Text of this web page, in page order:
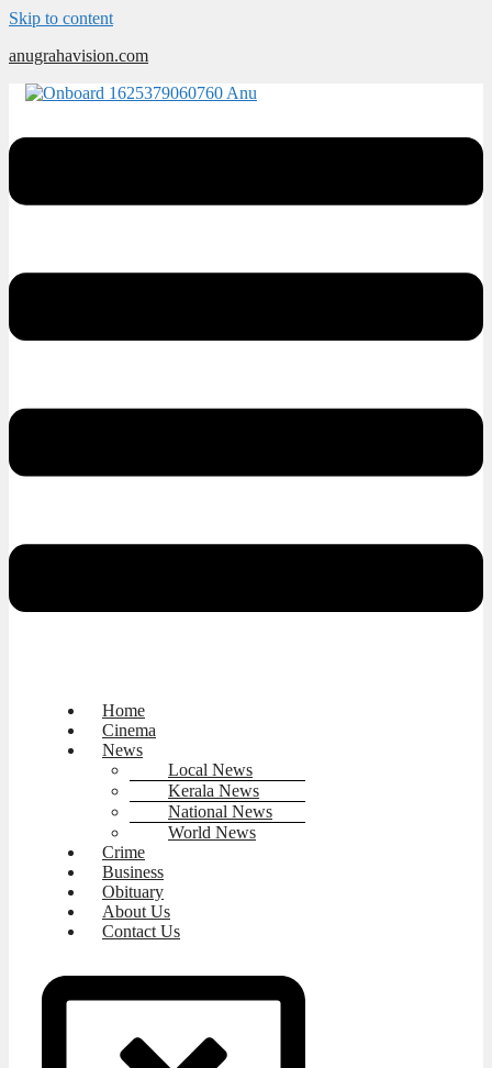
Skip to content
anugrahavision.com
Home
Cinema
News
Local News
Kerala News
National News
World News
Crime
Business
Obituary
About Us
Contact Us